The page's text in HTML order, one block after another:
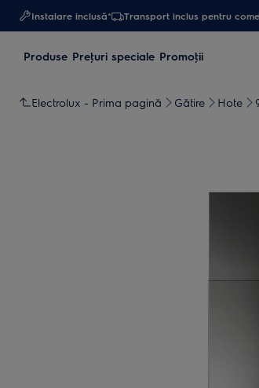
Instalare inclusă* Transport inclus pentru
Produse Preţuri speciale Promoţii
Electrolux - Prima pagină Gătire Hote